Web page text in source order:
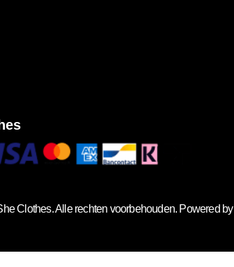
Clothes. Alle rechten voorbehouden. Powered by